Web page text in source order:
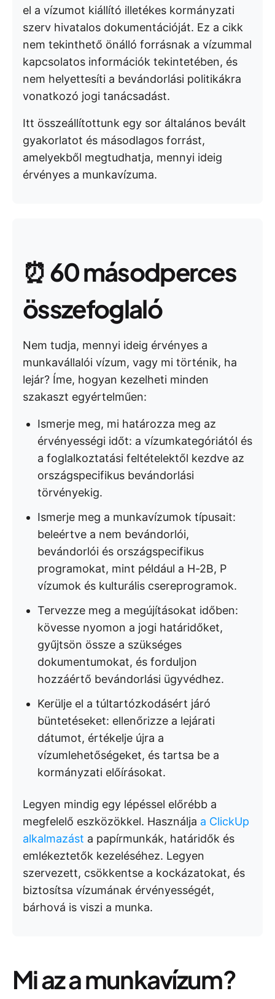
el a vízumot kiállító illetékes kormányzati
szerv hivatalos dokumentációját. Ez a cikk
nem tekinthető önálló forrásnak a vízummal
kapcsolatos információk tekintetében, és
nem helyettesíti a bevándorlási politikákra
vonatkozó jogi tanácsadást.
Itt összeállítottunk egy sor általános bevált
gyakorlatot és másodlagos forrást,
amelyekből megtudhatja, mennyi ideig
érvényes a munkavízuma.
⏰60 másodperces
összefoglaló
Nem tudja, mennyi ideig érvényes a
munkavállalói vízum, vagy mi történik, ha
lejár? Íme, hogyan kezelheti minden
szakaszt egyértelműen:
Ismerje meg, mi határozza meg az
érvényességi időt: a vízumkategóriától és
a foglalkoztatási feltételektől kezdve az
országspecifikus bevándorlási
törvényekig.
Ismerje meg a munkavízumok típusait:
beleértve a nem bevándorlói,
bevándorlói és országspecifikus
programokat, mint például a H-2B, P
vízumok és kulturális csereprogramok.
Tervezze meg a megújításokat időben:
kövesse nyomon a jogi határidőket,
gyűjtsön össze a szükséges
dokumentumokat, és forduljon
hozzáértő bevándorlási ügyvédhez.
Kerülje el a túltartózkodásért járó
büntetéseket: ellenőrizze a lejárati
dátumot, értékelje újra a
vízumlehetőségeket, és tartsa be a
kormányzati előírásokat.
Legyen mindig egy lépéssel előrébb a
megfelelő eszközökkel. Használja a ClickUp
alkalmazást a papírmunkák, határidők és
emlékeztetők kezeléséhez. Legyen
szervezett, csökkentse a kockázatokat, és
biztosítsa vízumának érvényességét,
bárhová is viszi a munka.
Mi az a munkavízum?